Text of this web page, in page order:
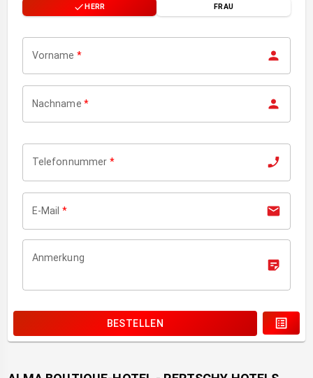
HERR FRAU
Vorname *
Nachname *
Telefonnummer *
E-Mail *
Anmerkung
BESTELLEN